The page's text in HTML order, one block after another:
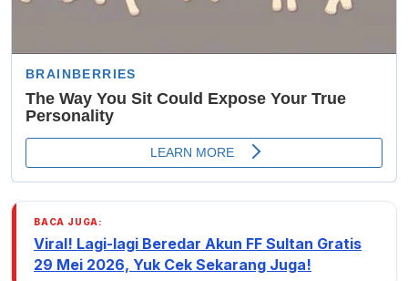
BACA JUGA:
Viral! Lagi-lagi Beredar Akun FF Sultan Gratis
29 Mei 2026, Yuk Cek Sekarang Juga!